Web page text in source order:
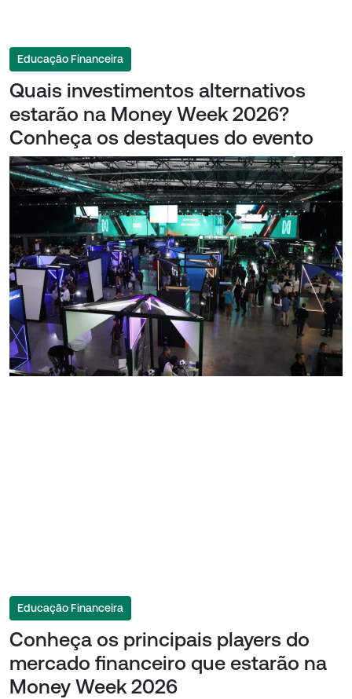
Educação Financeira
Quais investimentos alternativos
estarão na Money Week 2026?
Conheça os destaques do evento
Educação Financeira
Conheça os principais players do
mercado financeiro que estarão na
Money Week 2026